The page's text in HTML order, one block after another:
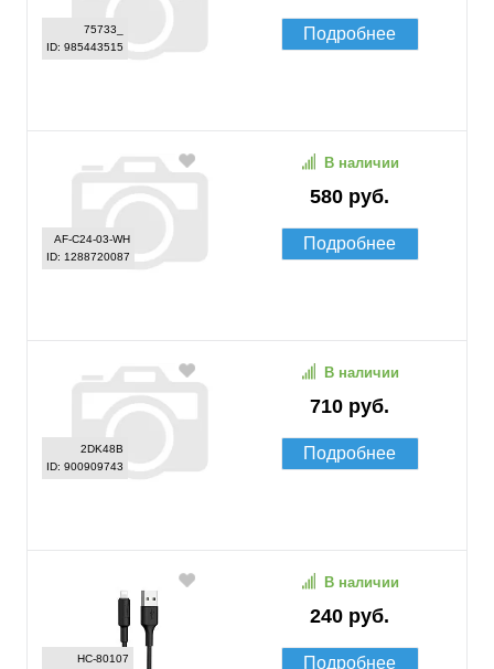
75733_
ID: 985443515
Подробнее
AF-C24-03-WH
ID: 1288720087
580 руб.
В наличии
Подробнее
2DK48B
ID: 900909743
710 руб.
В наличии
Подробнее
HC-80107
240 руб.
В наличии
Подробнее